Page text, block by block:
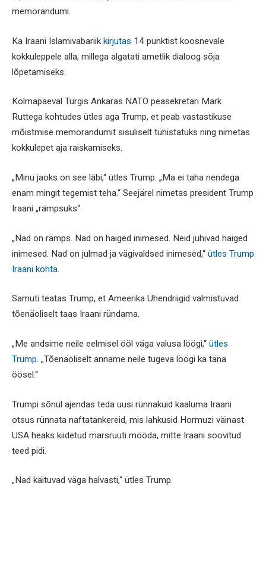
memorandumi.
Ka Iraani Islamivabariikkirjutas 14 punktist koosnevale
kokkuleppele alla, millega algatati ametlik dialoog sõja
lõpetamiseks.
Kolmapäeval Türgis Ankaras NATO peasekretäri Mark
Ruttega kohtudes ütles aga Trump, et peab vastastikuse
mõistmise memorandumit sisuliselt tühistatuks ning nimetas
kokkulepet aja raiskamiseks.
„Minu jaoks on see läbi,“ ütles Trump. „Ma ei taha nendega
enam mingit tegemist teha.“ Seejärel nimetas president Trump
Iraani „rämpsuks“.
„Nad on rämps. Nad on haiged inimesed. Neid juhivad haiged
inimesed. Nad on julmad ja vägivaldsed inimesed,“ ütles Trump
Iraani kohta.
Samuti teatas Trump, et Ameerika Ühendriigid valmistuvad
tõenäoliselt taas Iraani ründama.
„Me andsime neile eelmisel ööl väga valusa löögi,“ ütles
Trump. „Tõenäoliselt anname neile tugeva löögi ka täna
öösel.“
Trumpi sõnul ajendas teda uusi rünnakuid kaaluma Iraani
otsus rünnata naftatankereid, mis lahkusid Hormuzi väinast
USA heaks kiidetud marsruuti mööda, mitte Iraani soovitud
teed pidi.
„Nad käituvad väga halvasti,“ ütles Trump.